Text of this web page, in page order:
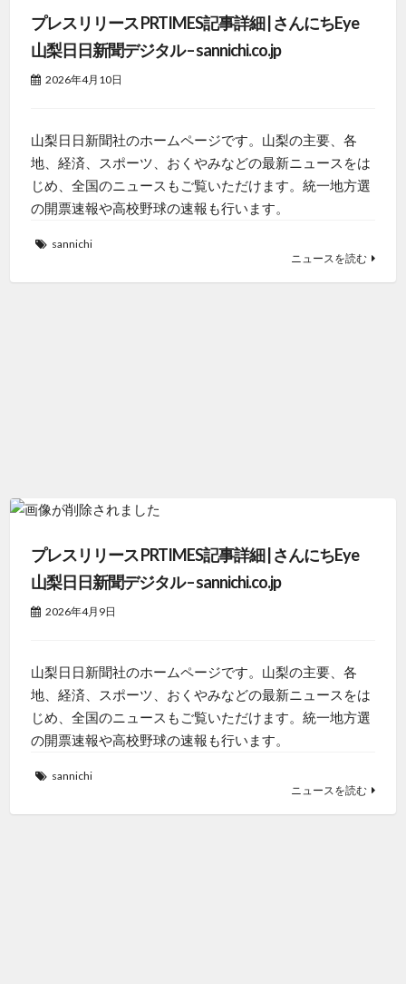
プレスリリース PRTIMES記事詳細 | さんにちEye
山梨日日新聞デジタル – sannichi.co.jp
2026年4月10日
山梨日日新聞社のホームページです。山梨の主要、各
地、経済、スポーツ、おくやみなどの最新ニュースをは
じめ、全国のニュースもご覧いただけます。統一地方選
の開票速報や高校野球の速報も行います。
sannichi
ニュースを読む
プレスリリース PRTIMES記事詳細 | さんにちEye
山梨日日新聞デジタル – sannichi.co.jp
2026年4月9日
山梨日日新聞社のホームページです。山梨の主要、各
地、経済、スポーツ、おくやみなどの最新ニュースをは
じめ、全国のニュースもご覧いただけます。統一地方選
の開票速報や高校野球の速報も行います。
sannichi
ニュースを読む